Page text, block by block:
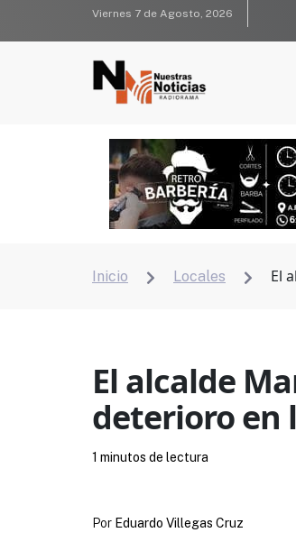
Viernes 7 de Agosto, 2026
Inicio  Locales  El
El alcalde
deterioro en
Por Eduardo Villegas Cruz
1 minutos de lectura